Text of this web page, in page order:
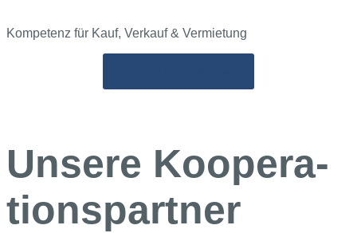
Kompetenz für Kauf, Verkauf & Vermietung
Unsere Koopera­
tions­partner